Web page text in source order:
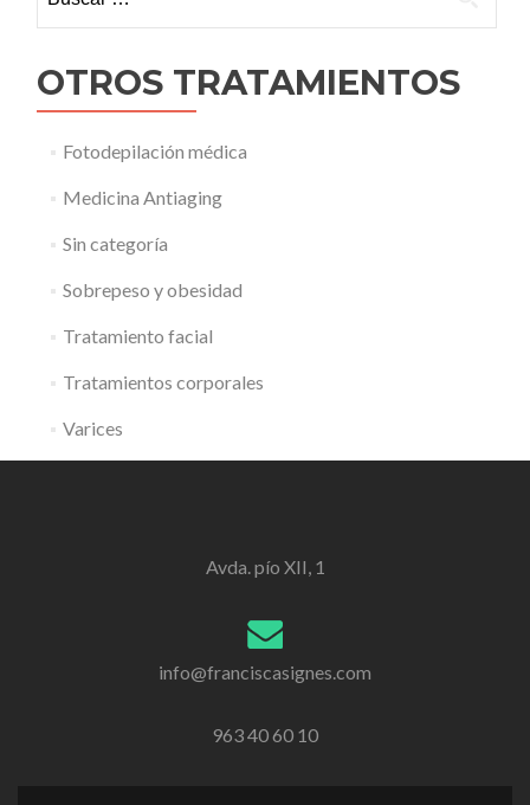
OTROS TRATAMIENTOS
Fotodepilación médica
Medicina Antiaging
Sin categoría
Sobrepeso y obesidad
Tratamiento facial
Tratamientos corporales
Varices
Avda. pío XII, 1
info@franciscasignes.com
963 40 60 10